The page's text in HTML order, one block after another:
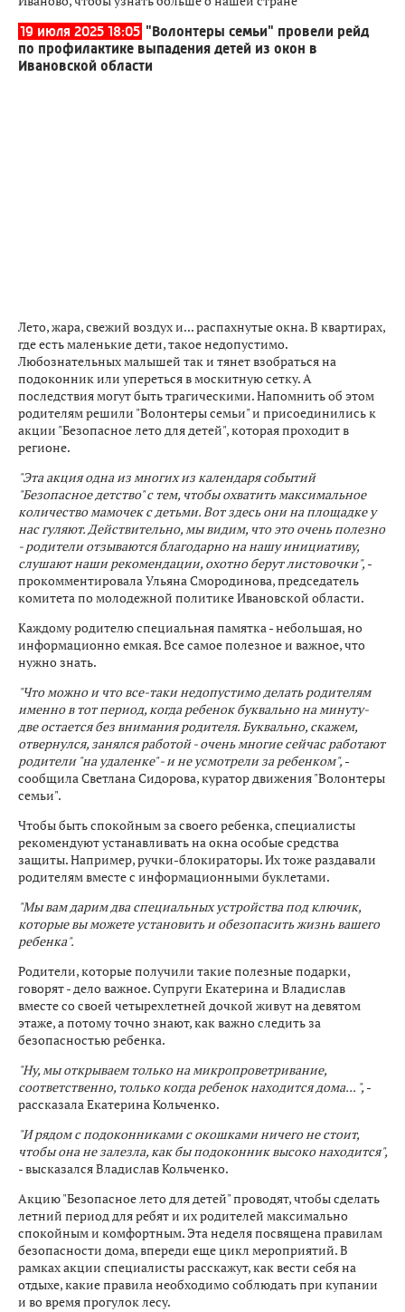
19 июля 2025 18:05 "Волонтеры семьи" провели рейд
по профилактике выпадения детей из окон в
Ивановской области
Лето, жара, свежий воздух и... распахнутые окна. В квартирах,
где есть маленькие дети, такое недопустимо.
Любознательных малышей так и тянет взобраться на
подоконник или упереться в москитную сетку. А
последствия могут быть трагическими. Напомнить об этом
родителям решили "Волонтеры семьи" и присоединились к
акции "Безопасное лето для детей", которая проходит в
регионе.
"Эта акция одна из многих из календаря событий
"Безопасное детство" с тем, чтобы охватить максимальное
количество мамочек с детьми. Вот здесь они на площадке у
нас гуляют. Действительно, мы видим, что это очень полезно
- родители отзываются благодарно на нашу инициативу,
слушают наши рекомендации, охотно берут листовочки", -
прокомментировала Ульяна Смородинова, председатель
комитета по молодежной политике Ивановской области.
Каждому родителю специальная памятка - небольшая, но
информационно емкая. Все самое полезное и важное, что
нужно знать.
"Что можно и что все-таки недопустимо делать родителям
именно в тот период, когда ребенок буквально на минуту-
две остается без внимания родителя. Буквально, скажем,
отвернулся, занялся работой - очень многие сейчас работают
родители "на удаленке" - и не усмотрели за ребенком", -
сообщила Светлана Сидорова, куратор движения "Волонтеры
семьи".
Чтобы быть спокойным за своего ребенка, специалисты
рекомендуют устанавливать на окна особые средства
защиты. Например, ручки-блокираторы. Их тоже раздавали
родителям вместе с информационными буклетами.
"Мы вам дарим два специальных устройства под ключик,
которые вы можете установить и обезопасить жизнь вашего
ребенка".
Родители, которые получили такие полезные подарки,
говорят - дело важное. Супруги Екатерина и Владислав
вместе со своей четырехлетней дочкой живут на девятом
этаже, а потому точно знают, как важно следить за
безопасностью ребенка.
"Ну, мы открываем только на микропроветривание,
соответственно, только когда ребенок находится дома... ", -
рассказала Екатерина Кольченко.
"И рядом с подоконниками с окошками ничего не стоит,
чтобы она не залезла, как бы подоконник высоко находится",
- высказался Владислав Кольченко.
Акцию "Безопасное лето для детей" проводят, чтобы сделать
летний период для ребят и их родителей максимально
спокойным и комфортным. Эта неделя посвящена правилам
безопасности дома, впереди еще цикл мероприятий. В
рамках акции специалисты расскажут, как вести себя на
отдыхе, какие правила необходимо соблюдать при купании
и во время прогулок лесу.